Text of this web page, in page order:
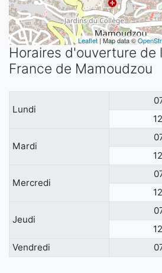
Leaflet| Map data ©
Horaires d'ouverture de
France de Mamoudzou
Lundi
Mardi
Mercredi
Jeudi
Vendredi